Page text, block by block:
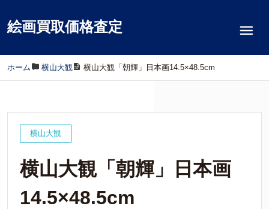
絵画買取価格査定
ホーム / 横山大観/ 横山大観「朝輝」日本画14.5×48.5cm
横山大観
横山大観「朝輝」日本画
14.5×48.5cm